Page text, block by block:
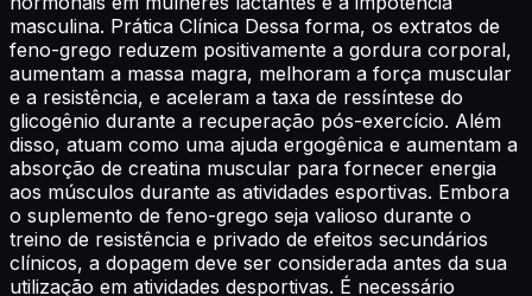
masculina. Prática Clínica Dessa forma, os extratos de
feno-grego reduzem positivamente a gordura corporal,
aumentam a massa magra, melhoram a força muscular
e a resistência, e aceleram a taxa de ressíntese do
glicogênio durante a recuperação pós-exercício. Além
disso, atuam como uma ajuda ergogênica e aumentam a
absorção de creatina muscular para fornecer energia
aos músculos durante as atividades esportivas. Embora
o suplemento de feno-grego seja valioso durante o
treino de resistência e privado de efeitos secundários
clínicos, a dopagem deve ser considerada antes da sua
utilização em atividades desportivas. É necessário